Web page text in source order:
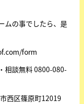
ムの事でしたら、是
form
相談無料 0800-080-
西区篠原町12019